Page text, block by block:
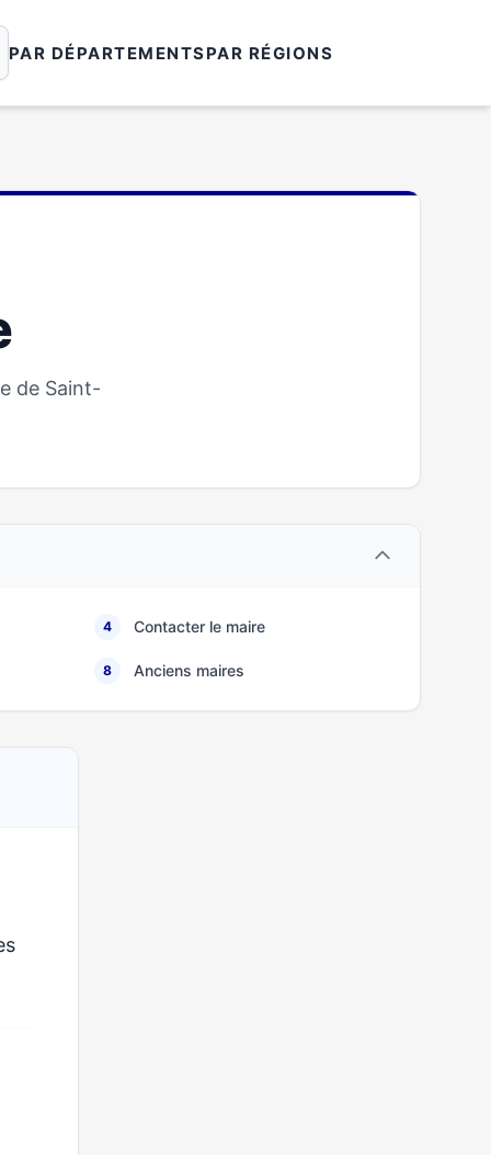
PAR DÉPARTEMENTSPAR RÉGIONS
de Saint-
4 Contacter le maire
8 Anciens maires